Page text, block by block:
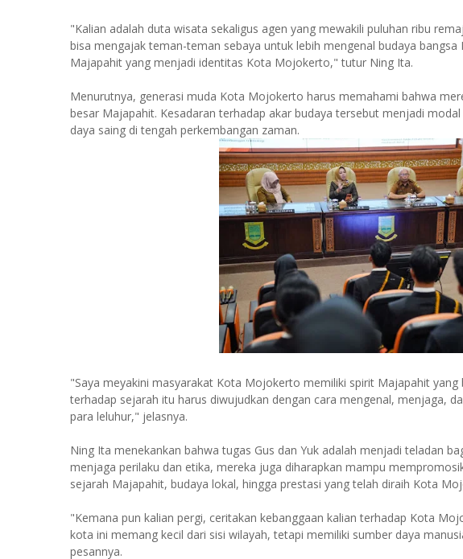
"Kalian adalah duta wisata sekaligus agen yang mewakili puluhan ribu
bisa mengajak teman-teman sebaya untuk lebih mengenal budaya
Majapahit yang menjadi identitas Kota Mojokerto," tutur Ning Ita.
Menurutnya, generasi muda Kota Mojokerto harus memahami bahwa
besar Majapahit. Kesadaran terhadap akar budaya tersebut menjadi
daya saing di tengah perkembangan zaman.
"Saya meyakini masyarakat Kota Mojokerto memiliki spirit Majapahit yang
terhadap sejarah itu harus diwujudkan dengan cara mengenal, menjaga,
para leluhur," jelasnya.
Ning Ita menekankan bahwa tugas Gus dan Yuk adalah menjadi teladan
menjaga perilaku dan etika, mereka juga diharapkan mampu
sejarah Majapahit, budaya lokal, hingga prestasi yang telah diraih Kota
"Kemana pun kalian pergi, ceritakan kebanggaan kalian terhadap Kota
kota ini memang kecil dari sisi wilayah, tetapi memiliki sumber daya
pesannya.